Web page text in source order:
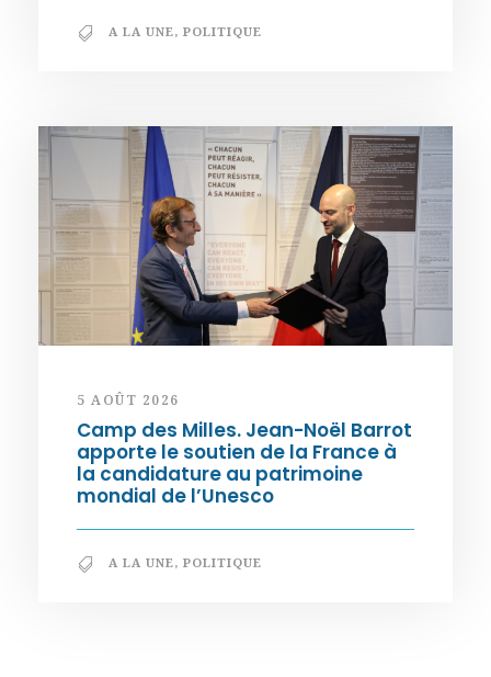
A LA UNE, POLITIQUE
5 AOÛT 2026
Camp des Milles. Jean-Noël Barrot
apporte le soutien de la France à
la candidature au patrimoine
mondial de l’Unesco
A LA UNE, POLITIQUE